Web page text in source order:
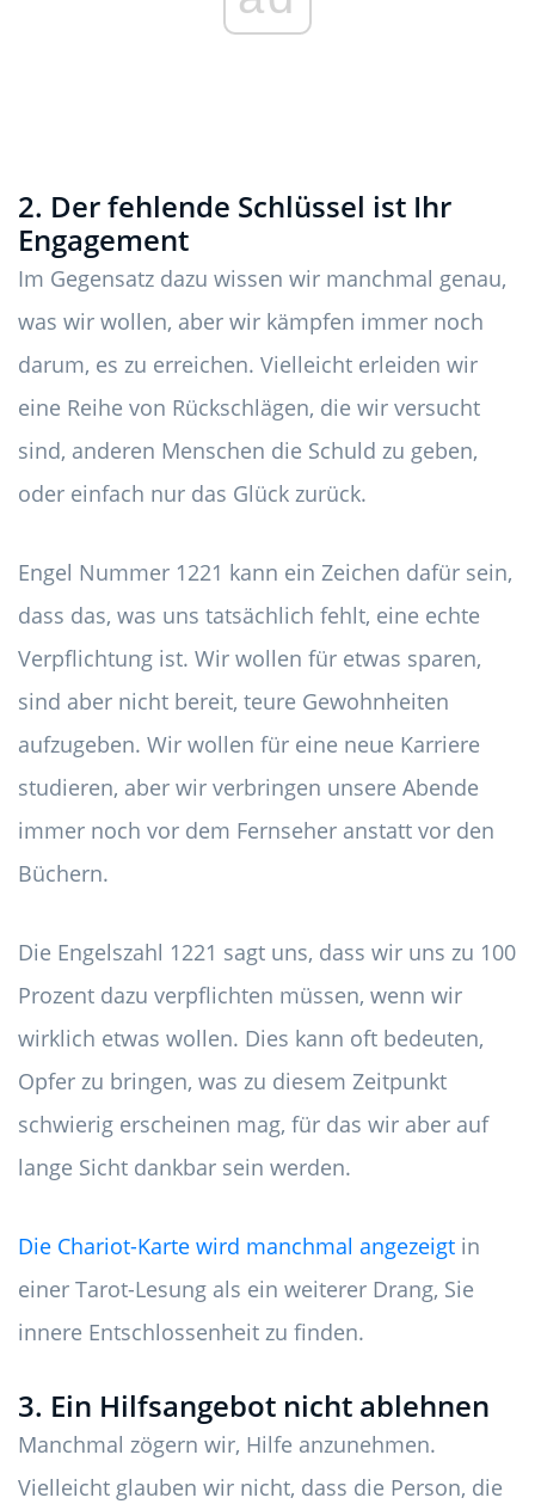
2. Der fehlende Schlüssel ist Ihr
Engagement
Im Gegensatz dazu wissen wir manchmal genau,
was wir wollen, aber wir kämpfen immer noch
darum, es zu erreichen. Vielleicht erleiden wir
eine Reihe von Rückschlägen, die wir versucht
sind, anderen Menschen die Schuld zu geben,
oder einfach nur das Glück zurück.
Engel Nummer 1221 kann ein Zeichen dafür sein,
dass das, was uns tatsächlich fehlt, eine echte
Verpflichtung ist. Wir wollen für etwas sparen,
sind aber nicht bereit, teure Gewohnheiten
aufzugeben. Wir wollen für eine neue Karriere
studieren, aber wir verbringen unsere Abende
immer noch vor dem Fernseher anstatt vor den
Büchern.
Die Engelszahl 1221 sagt uns, dass wir uns zu 100
Prozent dazu verpflichten müssen, wenn wir
wirklich etwas wollen. Dies kann oft bedeuten,
Opfer zu bringen, was zu diesem Zeitpunkt
schwierig erscheinen mag, für das wir aber auf
lange Sicht dankbar sein werden.
Die Chariot-Karte wird manchmal angezeigt in
einer Tarot-Lesung als ein weiterer Drang, Sie
innere Entschlossenheit zu finden.
3. Ein Hilfsangebot nicht ablehnen
Manchmal zögern wir, Hilfe anzunehmen.
Vielleicht glauben wir nicht, dass die Person, die